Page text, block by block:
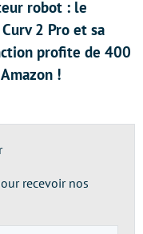
robot : le
2 Pro et sa
profite de 400
!
recevoir nos